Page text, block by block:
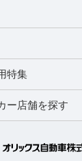
特集
ー店舗を探す